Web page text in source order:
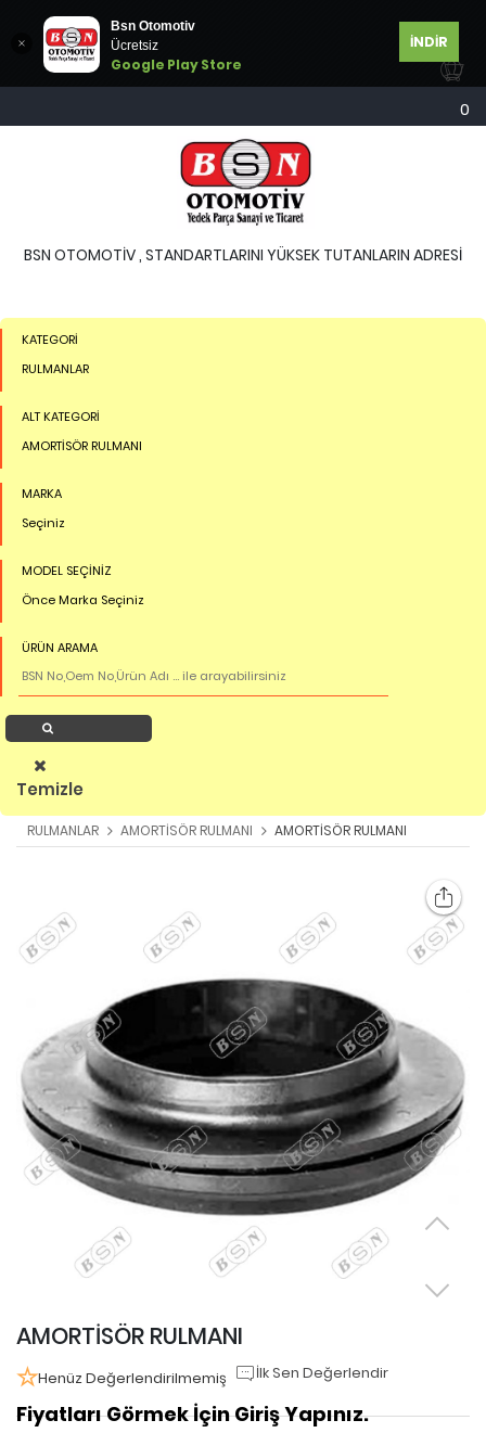
Bsn Otomotiv
Ücretsiz
Google Play Store
İNDİR
0
BSN OTOMOTİV , STANDARTLARINI YÜKSEK TUTANLARIN ADRESİ
KATEGORİ
RULMANLAR
ALT KATEGORİ
AMORTİSÖR RULMANI
MARKA
Seçiniz
MODEL SEÇİNİZ
Önce Marka Seçiniz
ÜRÜN ARAMA
Ürün Ara
Temizle
RULMANLAR AMORTİSÖR RULMANI AMORTİSÖR RULMANI
AMORTİSÖR RULMANI
Henüz Değerlendirilmemiş İlk Sen Değerlendir
Fiyatları Görmek İçin Giriş Yapınız.